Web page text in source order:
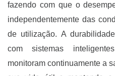
fazendo com que o
independentemente das
de utilização. A
com sistemas
monitoram continuamente a